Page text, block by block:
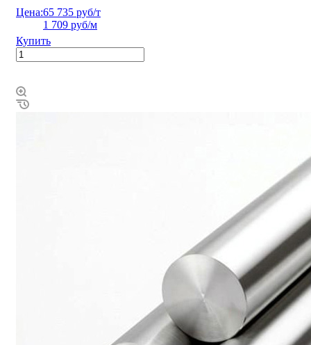
Цена:65 735 руб/т
1 709 руб/м
Купить